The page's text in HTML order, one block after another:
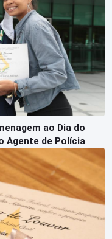
ao Dia do
Agente de Polícia